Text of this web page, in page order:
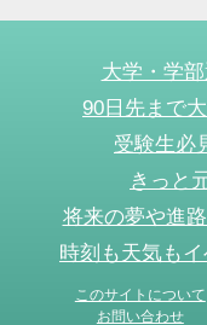
大学・学
90日先まで
受験生必
きっと
将来の夢や進
時刻も天気も
このサイトについて
お問い合わせ